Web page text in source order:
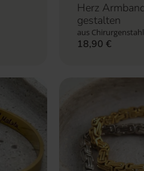
Herz
gestalten
aus
18,90 €